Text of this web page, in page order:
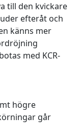
till den kvickare
efteråt och
känns mer
med KCR-
högre
går